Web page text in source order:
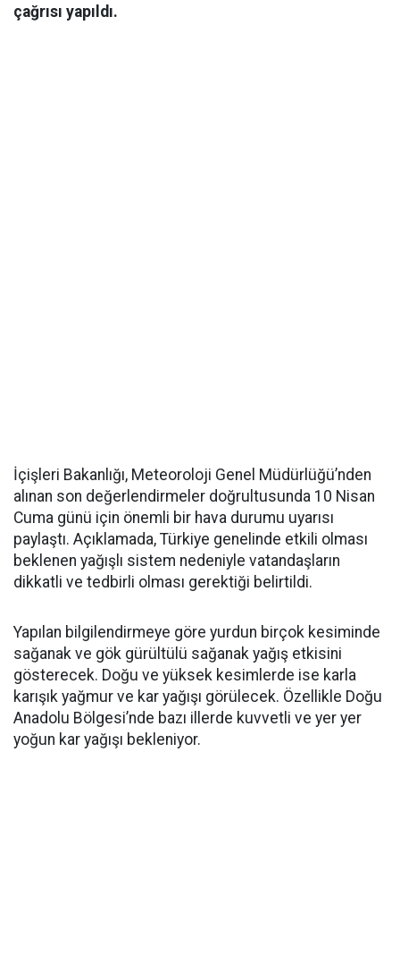
çağrısı yapıldı.
İçişleri Bakanlığı, Meteoroloji Genel Müdürlüğü’nden
alınan son değerlendirmeler doğrultusunda 10 Nisan
Cuma günü için önemli bir hava durumu uyarısı
paylaştı. Açıklamada, Türkiye genelinde etkili olması
beklenen yağışlı sistem nedeniyle vatandaşların
dikkatli ve tedbirli olması gerektiği belirtildi.
Yapılan bilgilendirmeye göre yurdun birçok kesiminde
sağanak ve gök gürültülü sağanak yağış etkisini
gösterecek. Doğu ve yüksek kesimlerde ise karla
karışık yağmur ve kar yağışı görülecek. Özellikle Doğu
Anadolu Bölgesi’nde bazı illerde kuvvetli ve yer yer
yoğun kar yağışı bekleniyor.